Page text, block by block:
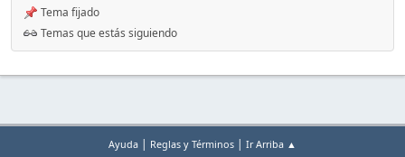
Tema fijado
Temas que estás siguiendo
Ayuda | Reglas y Términos | Ir Arriba ▲